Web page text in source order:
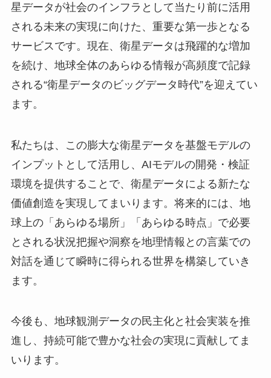
星データが社会のインフラとして当たり前に活用
される未来の実現に向けた、重要な第一歩となる
サービスです。現在、衛星データは飛躍的な増加
を続け、地球全体のあらゆる情報が高頻度で記録
される“衛星データのビッグデータ時代”を迎えてい
ます。
私たちは、この膨大な衛星データを基盤モデルの
インプットとして活用し、AIモデルの開発・検証
環境を提供することで、衛星データによる新たな
価値創造を実現してまいります。将来的には、地
球上の「あらゆる場所」「あらゆる時点」で必要
とされる状況把握や洞察を地理情報との言葉での
対話を通じて瞬時に得られる世界を構築していき
ます。
今後も、地球観測データの民主化と社会実装を推
進し、持続可能で豊かな社会の実現に貢献してま
いります。